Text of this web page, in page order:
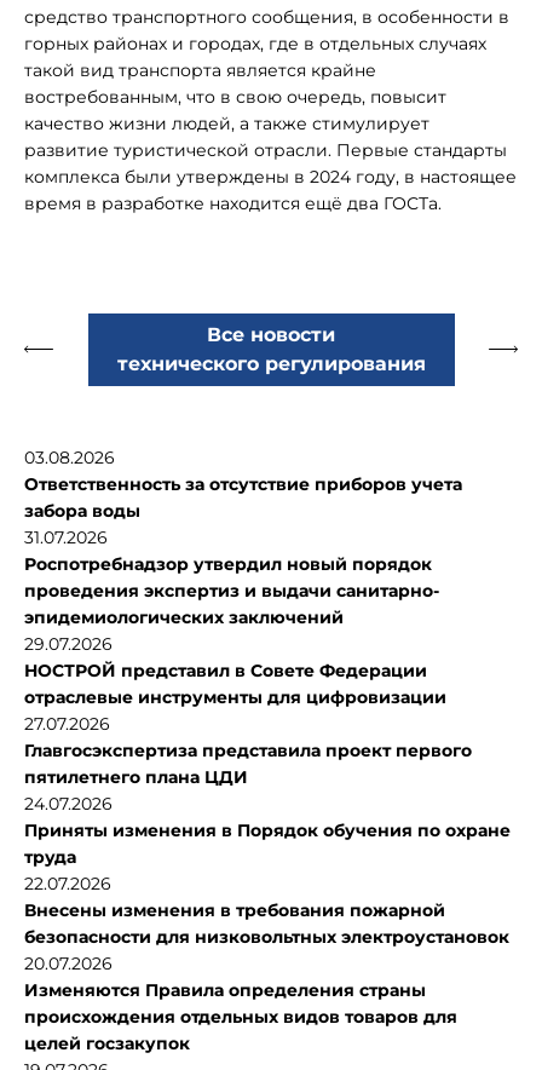
средство транспортного сообщения, в особенности в
горных районах и городах, где в отдельных случаях
такой вид транспорта является крайне
востребованным, что в свою очередь, повысит
качество жизни людей, а также стимулирует
развитие туристической отрасли. Первые стандарты
комплекса были утверждены в 2024 году, в настоящее
время в разработке находится ещё два ГОСТа.
Все новости
технического регулирования
03.08.2026
Ответственность за отсутствие приборов учета
забора воды
31.07.2026
Роспотребнадзор утвердил новый порядок
проведения экспертиз и выдачи санитарно-
эпидемиологических заключений
29.07.2026
НОСТРОЙ представил в Совете Федерации
отраслевые инструменты для цифровизации
27.07.2026
Главгосэкспертиза представила проект первого
пятилетнего плана ЦДИ
24.07.2026
Приняты изменения в Порядок обучения по охране
труда
22.07.2026
Внесены изменения в требования пожарной
безопасности для низковольтных электроустановок
20.07.2026
Изменяются Правила определения страны
происхождения отдельных видов товаров для
целей госзакупок